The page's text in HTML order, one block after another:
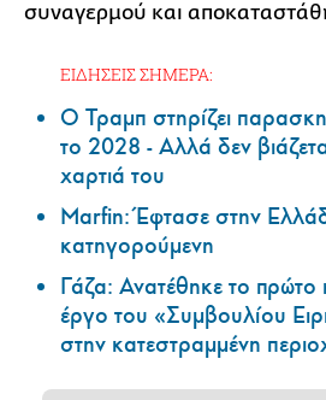
συναγερμού και
ΕΙΔΗΣΕΙΣ ΣΗΜΕΡΑ:
Ο Τραμπ στηρίζει
το 2028 - Αλλά δεν
χαρτιά του
Marfin: Έφτασε στην
κατηγορούμενη
Γάζα: Ανατέθηκε το πρώτο
έργο του «Συμβουλίου
στην κατεστραμμένη